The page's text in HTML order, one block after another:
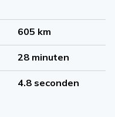
605 km
28 minuten
4.8 seconden